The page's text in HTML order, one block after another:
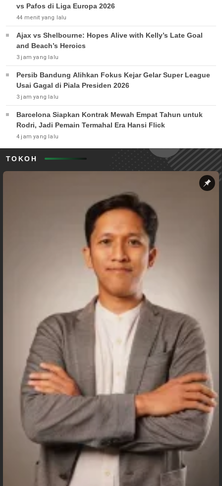
vs Pafos di Liga Europa 2026
44 menit yang lalu
Ajax vs Shelbourne: Hopes Alive with Kelly’s Late Goal
and Beach’s Heroics
3 jam yang lalu
Persib Bandung Alihkan Fokus Kejar Gelar Super League
Usai Gagal di Piala Presiden 2026
3 jam yang lalu
Barcelona Siapkan Kontrak Mewah Empat Tahun untuk
Rodri, Jadi Pemain Termahal Era Hansi Flick
4 jam yang lalu
TOKOH